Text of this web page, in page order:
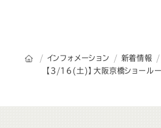
オーダースーツSADAのトップページ
インフォメーション 新着情報